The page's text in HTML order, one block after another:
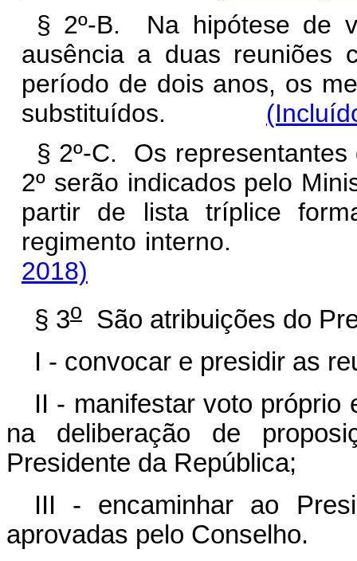
§ 2º-B. Na hipótese de
ausência a duas reuniões
período de dois anos, os
substituídos.
§ 2º-C. Os
2º serão indicados pelo
partir de lista tríplice
regimento
2018)
§ 3o
São atribuições do
I - convocar e presidir as
II - manifestar voto próprio
na deliberação de
Presidente da República;
III - encaminhar ao
aprovadas pelo Conselho.